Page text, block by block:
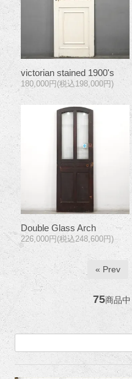
victorian stained 1900's
180,000円(税込198,000円)
Double Glass Arch
226,000円(税込248,600円)
« Prev
75商品中